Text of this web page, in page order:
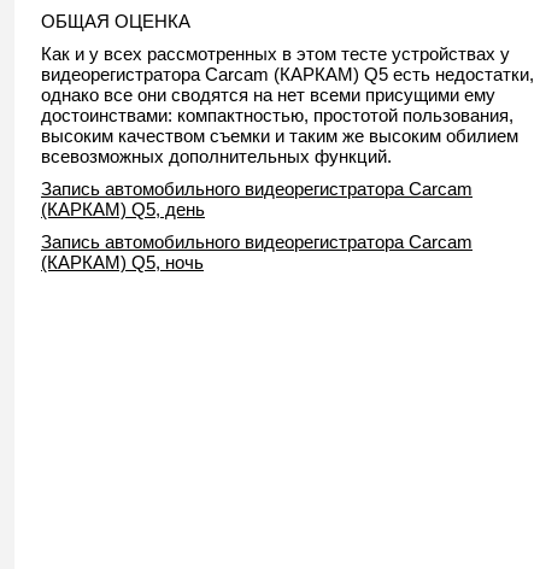
ОБЩАЯ ОЦЕНКА
Как и у всех рассмотренных в этом тесте устройствах у
видеорегистратора Carcam (КАРКАМ) Q5 есть недостатки,
однако все они сводятся на нет всеми присущими ему
достоинствами: компактностью, простотой пользования,
высоким качеством съемки и таким же высоким обилием
всевозможных дополнительных функций.
Запись автомобильного видеорегистратора Carcam
(КАРКАМ) Q5, день
Запись автомобильного видеорегистратора Carcam
(КАРКАМ) Q5, ночь